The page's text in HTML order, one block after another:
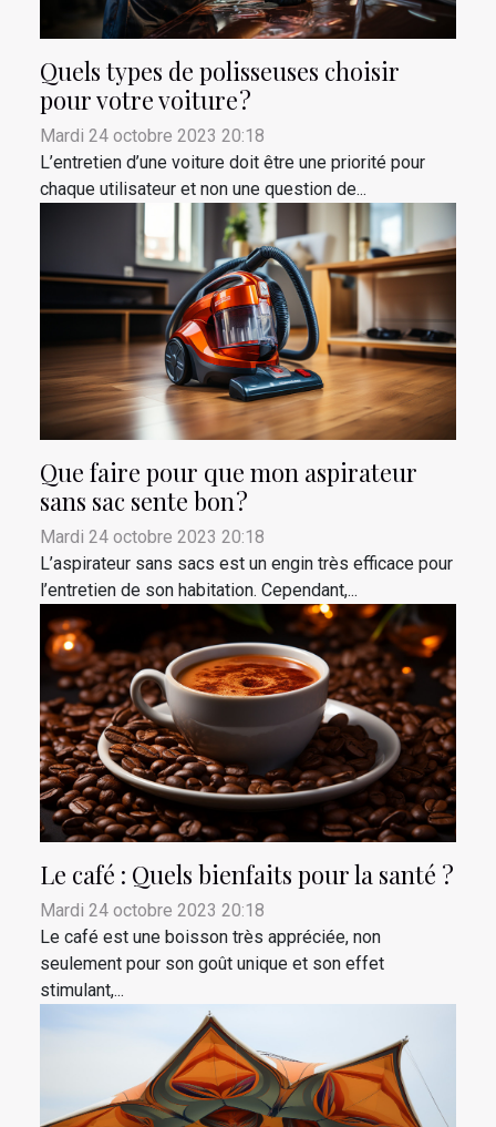
Quels types de polisseuses choisir
pour votre voiture ?
Mardi 24 octobre 2023 20:18
L’entretien d’une voiture doit être une priorité pour
chaque utilisateur et non une question de...
Que faire pour que mon aspirateur
sans sac sente bon ?
Mardi 24 octobre 2023 20:18
L’aspirateur sans sacs est un engin très efficace pour
l’entretien de son habitation. Cependant,...
Le café : Quels bienfaits pour la santé ?
Mardi 24 octobre 2023 20:18
Le café est une boisson très appréciée, non
seulement pour son goût unique et son effet
stimulant,...